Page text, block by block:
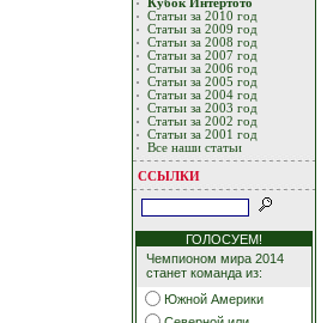
Кубoк Интертoтo
Статьи за 2010 год
Статьи за 2009 год
Статьи за 2008 год
Статьи за 2007 год
Статьи за 2006 год
Статьи за 2005 год
Статьи за 2004 год
Статьи за 2003 год
Статьи за 2002 год
Статьи за 2001 год
Все наши статьи
ССЫЛКИ
ГОЛОСУЕМ!
Чемпионом мира 2014
станет команда из:
Южной Америки